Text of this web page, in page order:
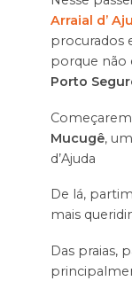
Arraial d’
procurados
porque não
Porto
Mucugê,
d’Ajuda
De lá,
mais
Das praias,